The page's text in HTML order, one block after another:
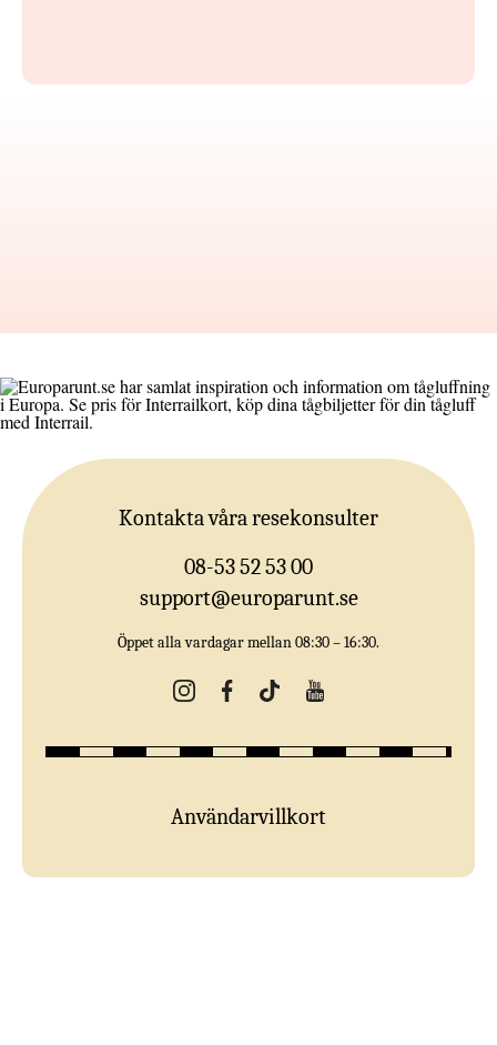
Kontakta våra resekonsulter
08-53 52 53 00
support@europarunt.se
Öppet alla vardagar mellan 08:30 – 16:30.
Användarvillkort